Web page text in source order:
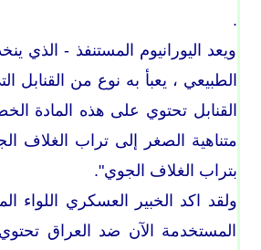
.
ويعد اليورانيوم المستنفذ - الذي
الطبيعي ، يعبأ به نوع من القنابل
القنابل تحتوي على هذه المادة
متناهية الصغر إلى تراب الغلاف
بتراب الغلاف الجوي".
المستخدمة الآن ضد العراق